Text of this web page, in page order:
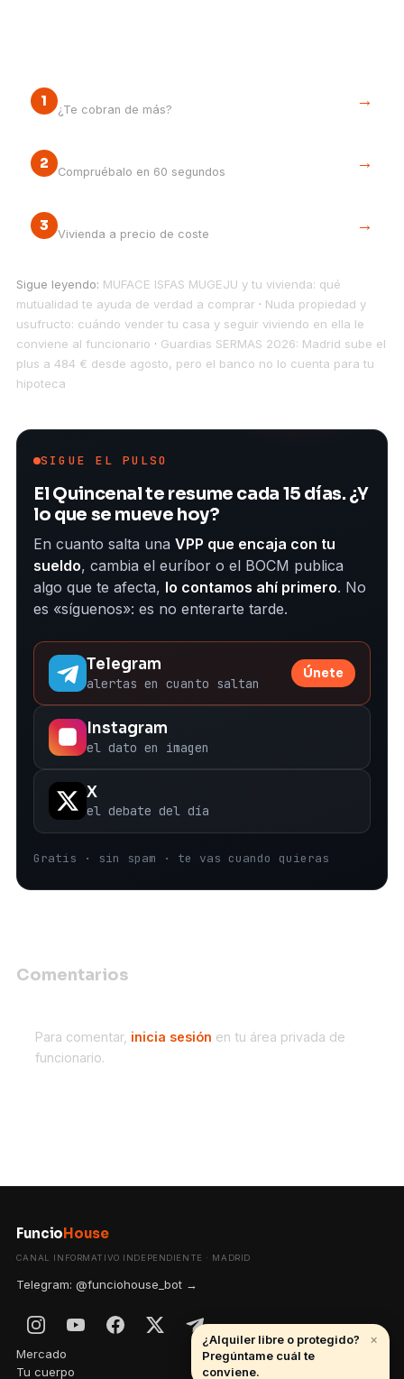
×
¿Alquiler libre o protegido?
Pregúntame cuál te
conviene.
1
¿Te cobran de más? →
2
Compruébalo en 60 segundos →
3
Vivienda a precio de coste →
Sigue leyendo: MUFACE ISFAS MUGEJU y tu vivienda: qué
mutualidad te ayuda de verdad a comprar· Nuda propiedad y
usufructo: cuándo vender tu casa y seguir viviendo en ella le
conviene al funcionario · Guardias SERMAS 2026: Madrid sube el
plus a 484 € desde agosto, pero el banco no lo cuenta para tu
hipoteca
SIGUE EL PULSO
El Quincenal te resume cada 15 días. ¿Y
lo que se mueve hoy?
En cuanto salta unaVPP que encaja con tu
sueldo, cambia el euríbor o el BOCM publica
algo que te afecta, lo contamos ahí primero. No
es «síguenos»: es no enterarte tarde.
Telegram
alertas en cuanto saltan
Únete
Instagram
el dato en imagen
X
el debate del día
Gratis · sin spam · te vas cuando quieras
Comentarios
Para comentar, inicia sesión en tu área privada de
funcionario.
FuncioHouse
CANAL INFORMATIVO INDEPENDIENTE · MADRID
Telegram: @funciohouse_bot →
Mercado
Tu cuerpo